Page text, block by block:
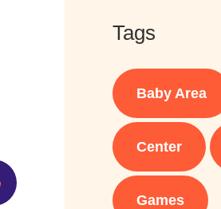
Tags
Baby Area
Center
Games